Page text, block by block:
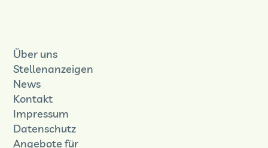
Über uns
Stellenanzeigen
News
Kontakt
Impressum
Datenschutz
Angebote für